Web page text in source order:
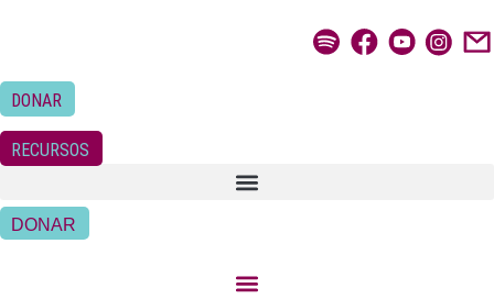
DONAR
RECURSOS
DONAR